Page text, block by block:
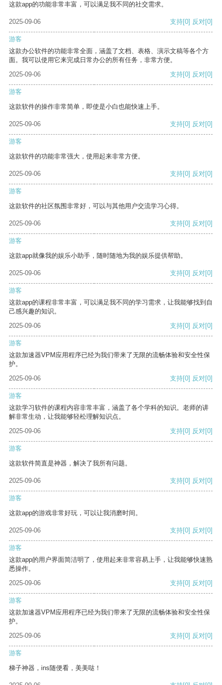
这款app的功能非常丰富，可以满足我不同的社交需求。
2025-09-06 支持[0] 反对[0]
游客
这款办公软件的功能非常全面，涵盖了文档、表格、演示文稿等各个方
面。我可以使用它来完成日常办公的所有任务，非常方便。
2025-09-06
支持[0] 反对[0]
游客
这款软件的操作非常简单，即使是小白也能快速上手。
2025-09-06 支持[0] 反对[0]
游客
这款软件的功能非常强大，使用起来非常方便。
2025-09-06 支持[0] 反对[0]
游客
这款软件的社区氛围非常好，可以与其他用户交流学习心得。
2025-09-06 支持[0] 反对[0]
游客
这款app就像我的娱乐小助手，随时随地为我的娱乐提供帮助。
2025-09-06 支持[0] 反对[0]
游客
这款app的课程非常丰富，可以满足我不同的学习需求，让我能够找到自
己感兴趣的知识。
2025-09-06
支持[0] 反对[0]
游客
这款加速器VPM应用程序已经为我们带来了无限的流畅体验和安全性保
护。
2025-09-06
支持[0] 反对[0]
游客
这款学习软件的课程内容非常丰富，涵盖了各个学科的知识。老师的讲
解非常生动，让我能够轻松理解知识点。
2025-09-06
支持[0] 反对[0]
游客
这款软件简直是神器，解决了我所有问题。
2025-09-06 支持[0] 反对[0]
游客
这款app的游戏非常好玩，可以让我消磨时间。
2025-09-06 支持[0] 反对[0]
游客
这款app的用户界面简洁明了，使用起来非常容易上手，让我能够快速熟
悉操作。
2025-09-06
支持[0] 反对[0]
游客
这款加速器VPM应用程序已经为我们带来了无限的流畅体验和安全性保
护。
2025-09-06
支持[0] 反对[0]
游客
梯子神器，ins随便看，美美哒！